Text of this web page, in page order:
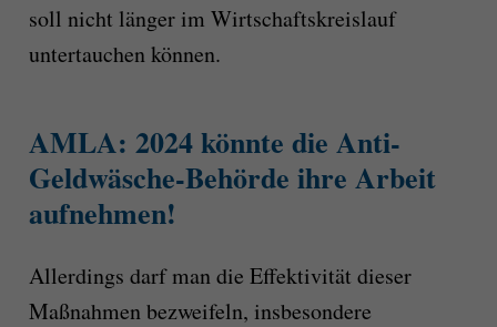
soll nicht länger im Wirtschaftskreislauf
untertauchen können.
AMLA: 2024 könnte die Anti-
Geldwäsche-Behörde ihre Arbeit
aufnehmen!
Allerdings darf man die Effektivität dieser
Maßnahmen bezweifeln, insbesondere